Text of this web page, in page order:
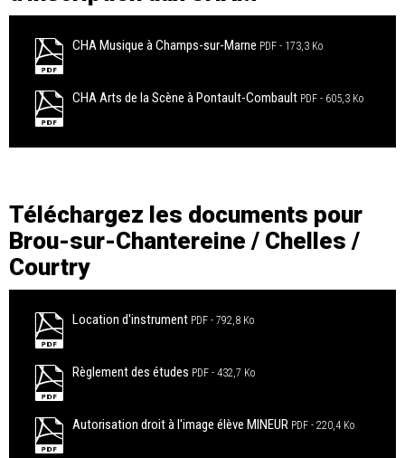
CHA Musique à Champs-sur-Marne PDF 173,3 Ko
CHA Arts de la Scène à Pontault-Combault PDF 605,3 Ko
Téléchargez les documents pour
Brou-sur-Chantereine / Chelles /
Courtry
Location d'instrument PDF 792,8 Ko
Règlement des études PDF 432,7 Ko
Autorisation droit à l'image élève MINEUR PDF 220,4 Ko